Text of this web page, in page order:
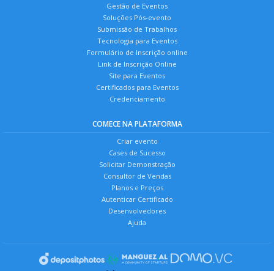
Gestão de Eventos
Soluções Pós-evento
Submissão de Trabalhos
Tecnologia para Eventos
Formulário de Inscrição online
Link de Inscrição Online
Site para Eventos
Certificados para Eventos
Credenciamento
COMECE NA PLATAFORMA
Criar evento
Cases de Sucesso
Solicitar Demonstração
Consultor de Vendas
Planos e Preços
Autenticar Certificado
Desenvolvedores
Ajuda